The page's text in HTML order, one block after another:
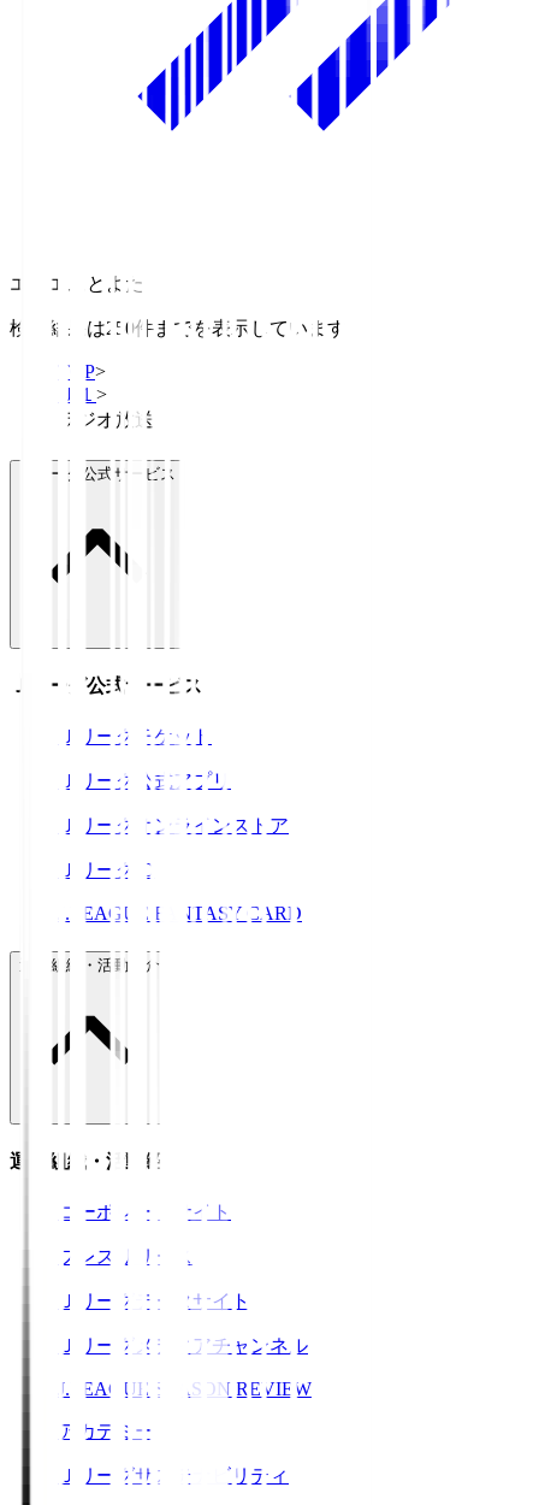
エフエムとよた
検索結果は250件までを表示しています
TOP>
Ｊ１ >
ラジオ放送
Ｊリーグ公式サービス
Ｊリーグ公式サービス
Ｊリーグチケット
Ｊリーグ公式アプリ
Ｊリーグオンラインストア
ＪリーグID
J.LEAGUE FANTASY CARD
運営組織・活動紹介
運営組織・活動紹介
コーポレートサイト
プレスリリース
Ｊリーグデータサイト
Ｊリーグメディアチャンネル
J.LEAGUE SEASON REVIEW
アカデミー
Ｊリーグサステナビリティ